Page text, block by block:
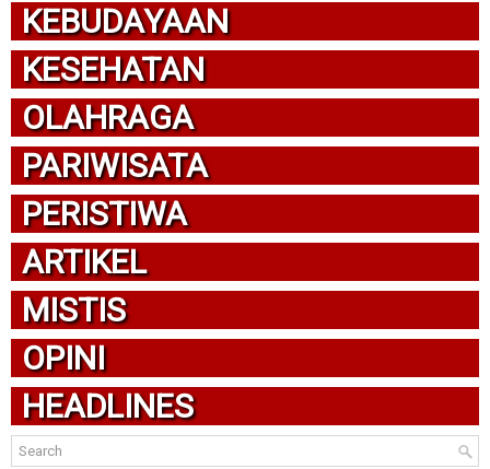
KEBUDAYAAN
KESEHATAN
OLAHRAGA
PARIWISATA
PERISTIWA
ARTIKEL
MISTIS
OPINI
HEADLINES